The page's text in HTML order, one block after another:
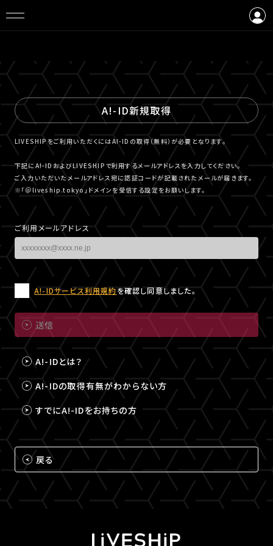
A!-ID新規取得
LIVESHIPをご利用いただくにはA!-IDの取得（無料）が必要となります。
下記にA!-IDおよびLIVESHIPで利用するメールアドレスを入力してください。
ご入力いただいたメールアドレス宛に認証コードが記載されたメールが届きます。
※「＠liveship.tokyo」ドメインを受信する設定をお願いします。
ご利用メールアドレス
A!-IDサービス利用規約を確認し同意しました。
送信
A!-IDとは？
A!-IDの取得有無がわからない方
すでにA!-IDをお持ちの方
戻る